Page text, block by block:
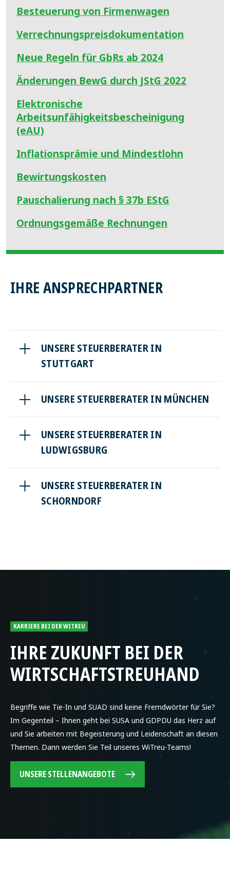
Besteuerung von Firmenwagen
Verrechnungspreisdokumentation
Neue Regeln für GbRs ab 2024
Änderungen BewG durch JStG 2022
Elektronische
Arbeitsunfähigkeitsbescheinigung
(eAU)
Inflationsprämie und Mindestlohn
Bewirtungskosten
Pauschalierung nach § 37b EStG
Ordnungsgemäße Rechnungen
IHRE ANSPRECHPARTNER
UNSERE STEUERBERATER IN
STUTTGART
UNSERE STEUERBERATER IN MÜNCHEN
UNSERE STEUERBERATER IN
LUDWIGSBURG
UNSERE STEUERBERATER IN
SCHORNDORF
KARRIERE BEI DER WITREU
IHRE ZUKUNFT BEI DER
WIRTSCHAFTSTREUHAND
Begriffe wie Tie-In und SUAD sind keine Fremdwörter für Sie?
Im Gegenteil – Ihnen geht bei SUSA und GDPDU das Herz auf
und Sie arbeiten mit Begeisterung und Leidenschaft an diesen
Themen. Dann werden Sie Teil unseres WiTreu-Teams!
UNSERE STELLENANGEBOTE